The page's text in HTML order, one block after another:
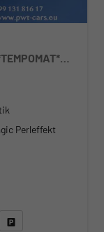
Selection 2.0 TDI DSG 4x4 4x4*AHK*TEMPOMAT*SMARTLINK*KLIMAAUTOMATIK*SHZ*LED
Perleffekt
an drucken (PDF)